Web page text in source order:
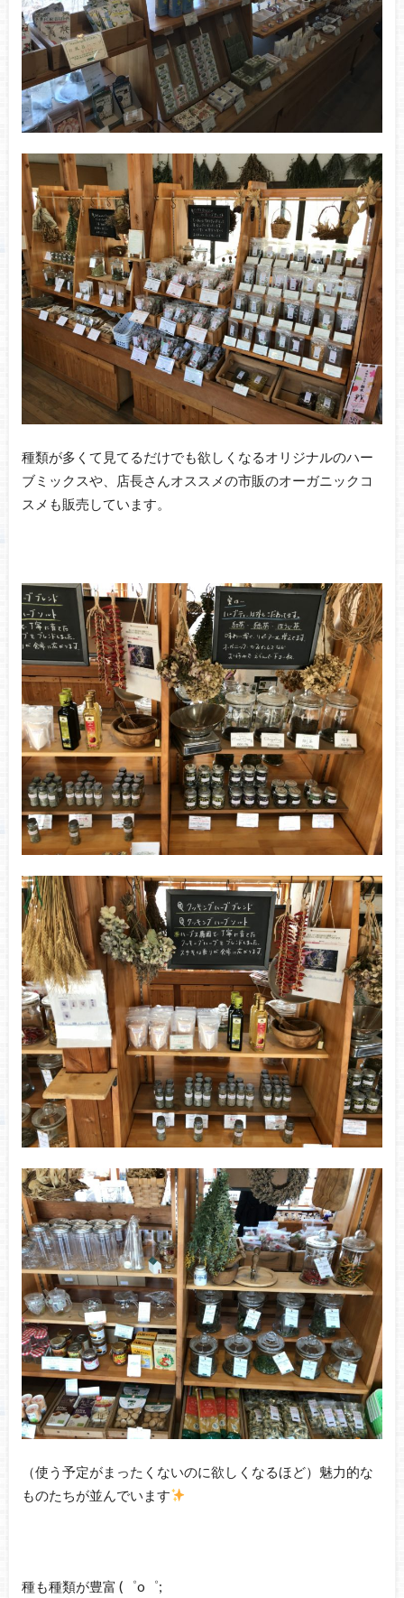
種類が多くて見てるだけでも欲しくなるオリジナルのハー
ブミックスや、店長さんオススメの市販のオーガニックコ
スメも販売しています。
（使う予定がまったくないのに欲しくなるほど）魅力的な
ものたちが並んでいます
種も種類が豊富 (゜o゜;